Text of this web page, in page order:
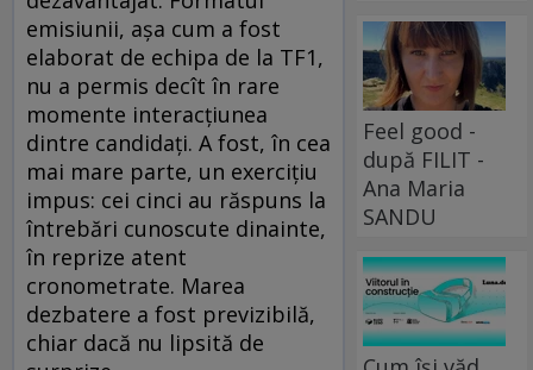
emisiunii, aşa cum a fost
elaborat de echipa de la TF1,
nu a permis decît în rare
momente interacţiunea
dintre candidaţi. A fost, în cea
mai mare parte, un exerciţiu
impus: cei cinci au răspuns la
întrebări cunoscute dinainte,
în reprize atent
cronometrate. Marea
dezbatere a fost previzibilă,
chiar dacă nu lipsită de
Feel good -
după FILIT -
Ana Maria
SANDU